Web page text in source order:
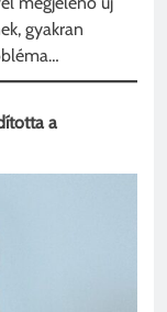
gyakran
a